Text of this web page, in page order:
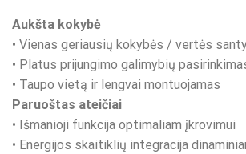
Aukšta kokybė
• Vienas geriausių kokybės / vertės
• Platus prijungimo galimybių
• Taupo vietą ir lengvai montuojamas
Paruoštas ateičiai
• Išmanioji funkcija optimaliam įkrovimui
• Energijos skaitiklių integracija